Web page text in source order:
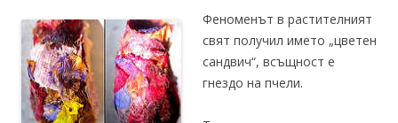
Феноменът в растителният
свят получил името „цветен
сандвич“, всъщност е
гнездо на пчели.